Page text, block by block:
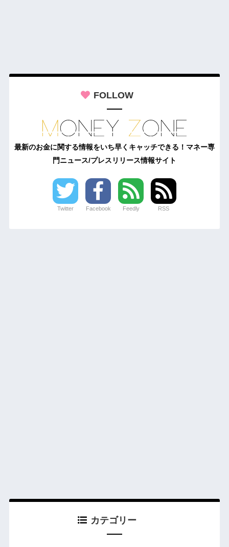
FOLLOW
最新のお金に関する情報をいち早くキャッチできる！マネー専
門ニュース/プレスリリース情報サイト
Twitter Facebook Feedly RSS
カテゴリー